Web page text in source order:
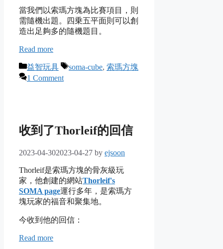
當我們以索瑪方塊為比賽項目，則
需隨機出題。四乗五平面則可以創
造出足夠多的隨機題目。
Read more
Categories
益智玩具 Tags
soma-cube, 索瑪方塊
1 Comment
收到了Thorleif的回信
2023-04-302023-04-27 by ejsoon
Thorleif是索瑪方塊的骨灰級玩
家，他創建的網站Thorleif's
SOMA page運行多年，是索瑪方
塊玩家的福音和聚集地。
今收到他的回信：
Read more